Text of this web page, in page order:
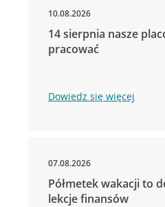
10.08.2026
14 sierpnia nasze
pracować
Dowiedz się więcej
07.08.2026
Półmetek wakacji to
lekcje finansów